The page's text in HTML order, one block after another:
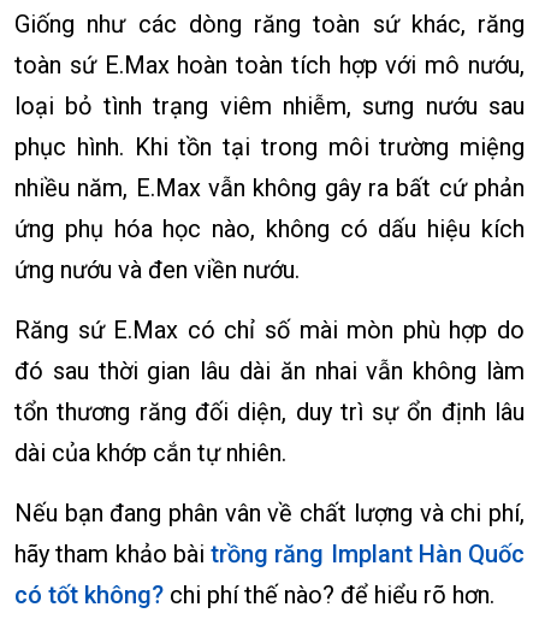
Giống như các dòng răng toàn sứ khác, răng
toàn sứ E.Max hoàn toàn tích hợp với mô nướu,
loại bỏ tình trạng viêm nhiễm, sưng nướu sau
phục hình. Khi tồn tại trong môi trường miệng
nhiều năm, E.Max vẫn không gây ra bất cứ phản
ứng phụ hóa học nào, không có dấu hiệu kích
ứng nướu và đen viền nướu.
Răng sứ E.Max có chỉ số mài mòn phù hợp do
đó sau thời gian lâu dài ăn nhai vẫn không làm
tổn thương răng đối diện, duy trì sự ổn định lâu
dài của khớp cắn tự nhiên.
Nếu bạn đang phân vân về chất lượng và chi phí,
hãy tham khảo bài trồng răng Implant Hàn Quốc
có tốt không? chi phí thế nào? để hiểu rõ hơn.